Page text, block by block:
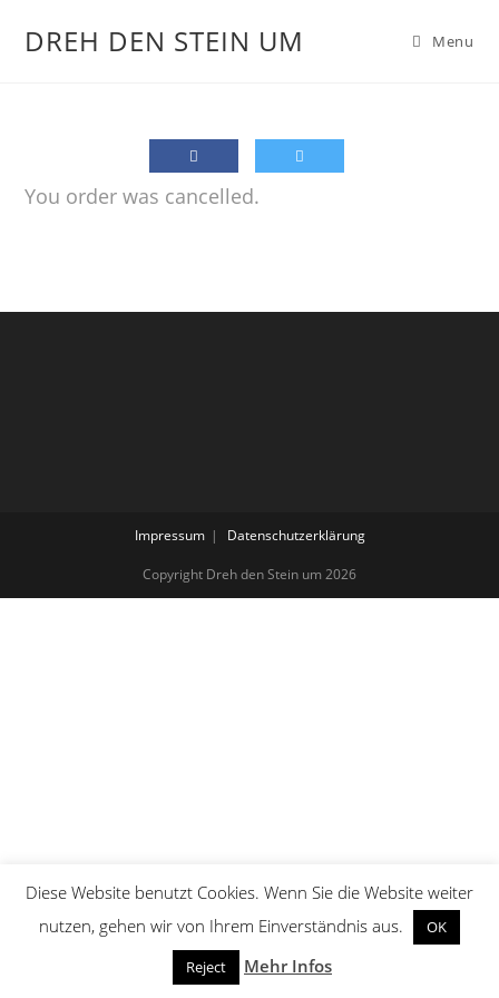
DREH DEN STEIN UM Menu
You order was cancelled.
Impressum Datenschutzerklärung
Copyright Dreh den Stein um 2026
Diese Website benutzt Cookies. Wenn Sie die Website weiter
nutzen, gehen wir von Ihrem Einverständnis aus.
OK
Reject
Mehr Infos